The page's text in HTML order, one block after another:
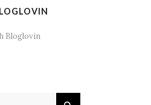
Bloglovin